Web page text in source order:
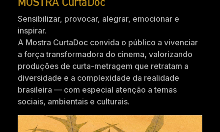
Sensibilizar, provocar, alegrar, emocionar e
inspirar.
A Mostra CurtaDoc convida o público a vivenciar
a força transformadora do cinema, valorizando
produções de curta-metragem que retratam a
diversidade e a complexidade da realidade
brasileira — com especial atenção a temas
sociais, ambientais e culturais.